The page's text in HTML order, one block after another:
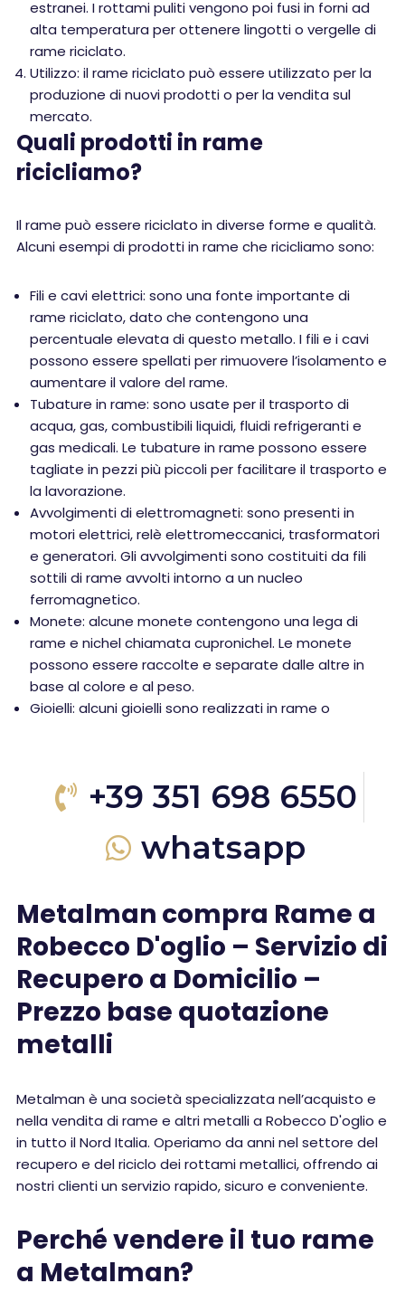
estranei. I rottami puliti vengono poi fusi in forni ad
alta temperatura per ottenere lingotti o vergelle di
rame riciclato.
Utilizzo: il rame riciclato può essere utilizzato per la
produzione di nuovi prodotti o per la vendita sul
mercato.
Quali prodotti in rame
ricicliamo?
Il rame può essere riciclato in diverse forme e qualità.
Alcuni esempi di prodotti in rame che ricicliamo sono:
Fili e cavi elettrici: sono una fonte importante di
rame riciclato, dato che contengono una
percentuale elevata di questo metallo. I fili e i cavi
possono essere spellati per rimuovere l’isolamento e
aumentare il valore del rame.
Tubature in rame: sono usate per il trasporto di
acqua, gas, combustibili liquidi, fluidi refrigeranti e
gas medicali. Le tubature in rame possono essere
tagliate in pezzi più piccoli per facilitare il trasporto e
la lavorazione.
Avvolgimenti di elettromagneti: sono presenti in
motori elettrici, relè elettromeccanici, trasformatori
e generatori. Gli avvolgimenti sono costituiti da fili
sottili di rame avvolti intorno a un nucleo
ferromagnetico.
Monete: alcune monete contengono una lega di
rame e nichel chiamata cupronichel. Le monete
possono essere raccolte e separate dalle altre in
base al colore e al peso.
Gioielli: alcuni gioielli sono realizzati in rame o
+39 351 698 6550
whatsapp
Metalman compra Rame a
Robecco D'oglio – Servizio di
Recupero a Domicilio –
Prezzo base quotazione
metalli
Metalman è una società specializzata nell’acquisto e
nella vendita di rame e altri metalli a Robecco D'oglio e
in tutto il Nord Italia. Operiamo da anni nel settore del
recupero e del riciclo dei rottami metallici, offrendo ai
nostri clienti un servizio rapido, sicuro e conveniente.
Perché vendere il tuo rame
a Metalman?